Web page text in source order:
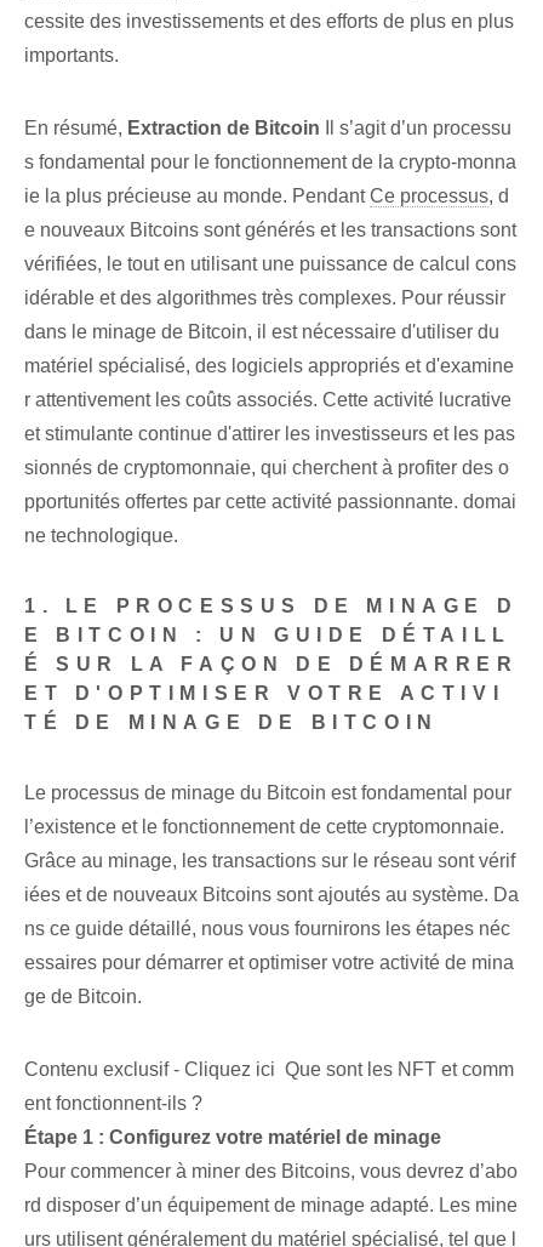
cessite des investissements et des efforts de plus en plus
importants.
En résumé, Extraction de Bitcoin Il s’agit d’un processu
s fondamental pour le fonctionnement de la crypto-monna
ie la plus précieuse au monde. PendantCe processus, d
e nouveaux Bitcoins sont générés et les transactions sont
vérifiées, le tout en utilisant une puissance de calcul cons
idérable et des algorithmes très complexes. Pour réussir
dans le minage de Bitcoin, il est nécessaire d'utiliser du
matériel spécialisé, des logiciels appropriés et d'examine
r attentivement les coûts associés. Cette activité lucrative
et stimulante continue d'attirer les investisseurs et les pas
sionnés de cryptomonnaie, qui cherchent à profiter des o
pportunités offertes par cette activité passionnante. domai
ne technologique.
1. LE PROCESSUS DE MINAGE D
E BITCOIN : UN GUIDE DÉTAILL
É SUR LA FAÇON DE DÉMARRER
ET D'OPTIMISERVOTRE ACTIVI
TÉ DE MINAGE DE BITCOIN
Le processus de minage du Bitcoin est fondamental pour
l’existence et le fonctionnement de cette cryptomonnaie.
Grâce au minage, les transactions sur le réseau sont vérif
iées et de nouveaux Bitcoins⁤ sont ajoutés au système. Da
ns ce guide détaillé, nous vous fournirons les étapes néc
essaires pour démarrer et optimiser votre activité de mina
ge de Bitcoin.
Contenu exclusif - Cliquez ici Que sont les NFT et comm
ent fonctionnent-ils ?
Étape 1 : Configurez votre matériel de minage
Pour commencer à miner des Bitcoins, vous devrez d’abo
rd disposer d’un équipement de minage adapté. Les mine
urs utilisent généralement du matériel spécialisé, tel que l